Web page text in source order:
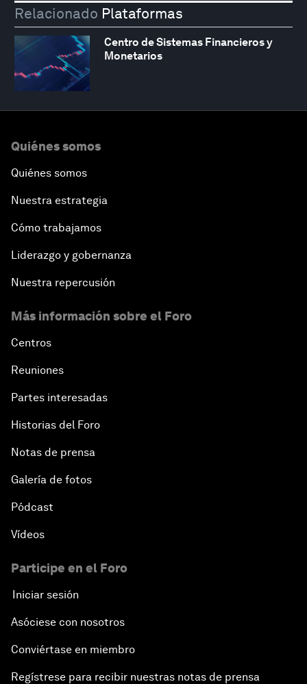
Relacionado Plataformas
Centro de Sistemas Financieros y
Monetarios
Quiénes somos
Quiénes somos
Nuestra estrategia
Cómo trabajamos
Liderazgo y gobernanza
Nuestra repercusión
Más información sobre el Foro
Centros
Reuniones
Partes interesadas
Historias del Foro
Notas de prensa
Galería de fotos
Pódcast
Vídeos
Participe en el Foro
Iniciar sesión
Asóciese con nosotros
Conviértase en miembro
Regístrese para recibir nuestras notas de prensa